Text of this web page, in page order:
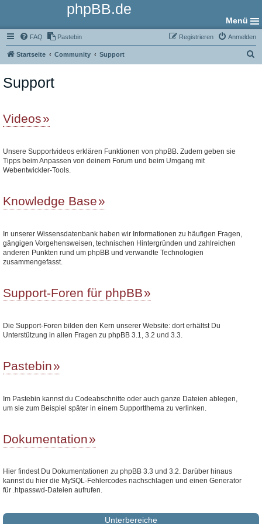
phpBB.de
Menü
FAQ Pastebin Anmelden
Registrieren
Startseite Community Support
Support
Videos
Unsere Supportvideos erklären Funktionen von phpBB. Zudem geben sie
Tipps beim Anpassen von deinem Forum und beim Umgang mit
Webentwickler-Tools.
Knowledge Base
In unserer Wissensdatenbank haben wir Informationen zu häufigen Fragen,
gängigen Vorgehensweisen, technischen Hintergründen und zahlreichen
anderen Punkten rund um phpBB und verwandte Technologien
zusammengefasst.
Support-Foren für phpBB
Die Support-Foren bilden den Kern unserer Website: dort erhältst Du
Unterstützung in allen Fragen zu phpBB 3.1, 3.2 und 3.3.
Pastebin
Im Pastebin kannst du Codeabschnitte oder auch ganze Dateien ablegen,
um sie zum Beispiel später in einem Supportthema zu verlinken.
Dokumentation
Hier findest Du Dokumentationen zu phpBB 3.3 und 3.2. Darüber hinaus
kannst du hier die MySQL-Fehlercodes nachschlagen und einen Generator
für .htpasswd-Dateien aufrufen.
Unterbereiche